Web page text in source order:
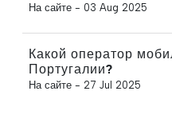
На сайте - 03 Aug 2025
Какой оператор
Португалии?
На сайте - 27 Jul 2025